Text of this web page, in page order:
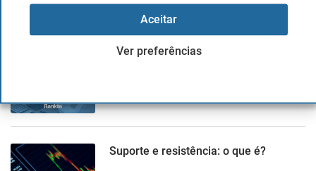
Aceitar
Ver preferências
Suporte e resistência: o que é?